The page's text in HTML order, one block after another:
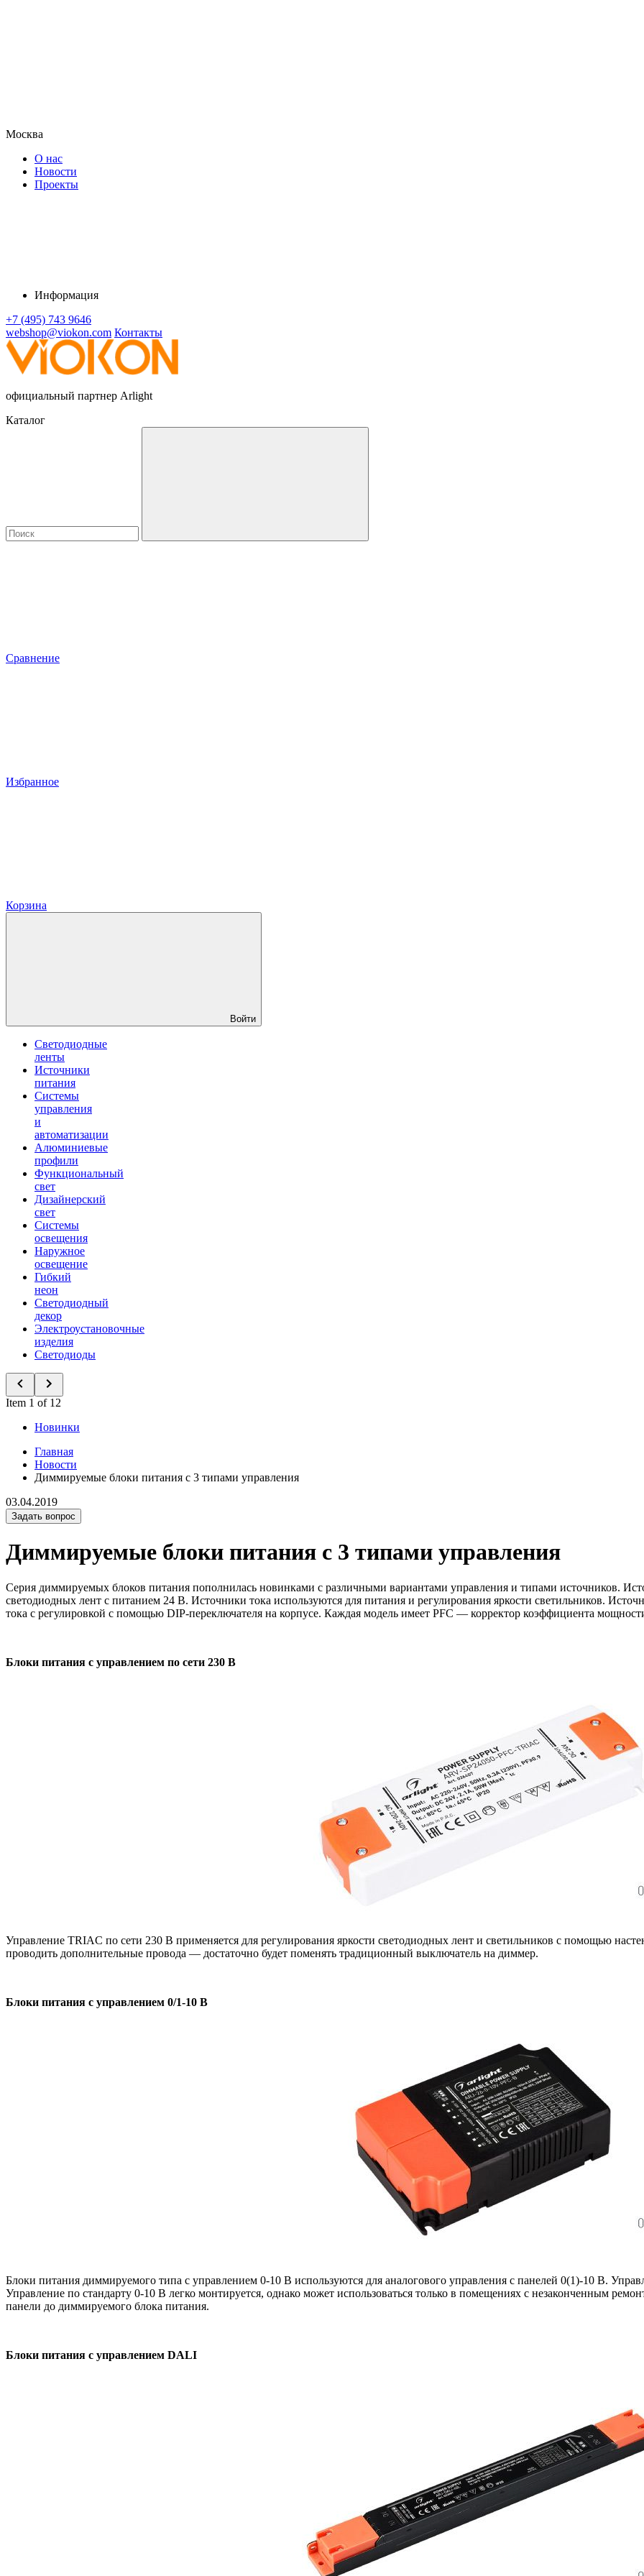
Москва
О нас
Новости
Проекты
Информация
+7 (495) 743 9646
webshop@viokon.com Контакты
официальный партнер Arlight
Каталог
Сравнение
Избранное
Корзина
Войти
Светодиодные
ленты
Источники
питания
Системы
управления
и
автоматизации
Алюминиевые
профили
Функциональный
свет
Дизайнерский
свет
Системы
освещения
Наружное
освещение
Гибкий
неон
Светодиодный
декор
Электроустановочные
изделия
Светодиоды
Item 1 of 12
Новинки
Главная
Новости
Диммируемые блоки питания с 3 типами управления
03.04.2019
Задать вопрос
Диммируемые блоки питания с 3 типами управления
Серия диммируемых блоков питания пополнилась новинками с различными вариантами управления и типами источников.
светодиодных лент с питанием 24 В. Источники тока используются для питания и регулирования яркости светильников.
тока с регулировкой с помощью DIP-переключателя на корпусе. Каждая модель имеет PFC — корректор коэффициента
Блоки питания с управлением по сети 230 В
Управление TRIAC по сети 230 В применяется для регулирования яркости светодиодных лент и светильников с помощью
проводить дополнительные провода — достаточно будет поменять традиционный выключатель на диммер.
Блоки питания с управлением 0/1-10 В
Блоки питания диммируемого типа с управлением 0-10 В используются для аналогового управления с панелей 0(1)-10 В.
Управление по стандарту 0-10 В легко монтируется, однако может использоваться только в помещениях с незаконченным
панели до диммируемого блока питания.
Блоки питания с управлением DALI